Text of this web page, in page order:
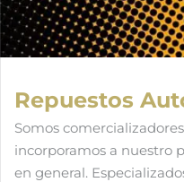
Repuestos
Somos
incorporamos a nuestro
en general.